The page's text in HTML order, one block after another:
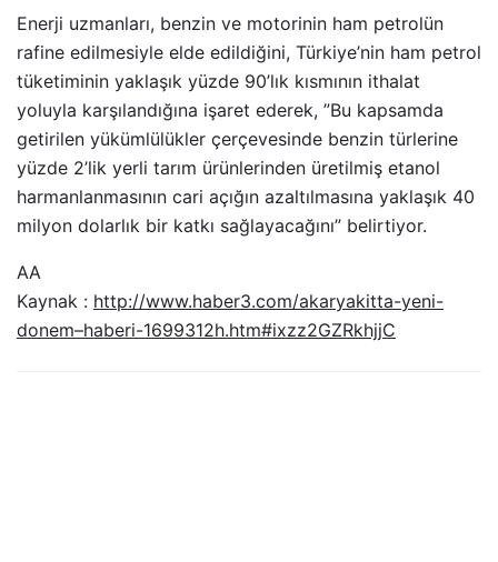
Enerji uzmanları, benzin ve motorinin ham petrolün
rafine edilmesiyle elde edildiğini, Türkiye’nin ham petrol
tüketiminin yaklaşık yüzde 90’lık kısmının ithalat
yoluyla karşılandığına işaret ederek, ”Bu kapsamda
getirilen yükümlülükler çerçevesinde benzin türlerine
yüzde 2’lik yerli tarım ürünlerinden üretilmiş etanol
harmanlanmasının cari açığın azaltılmasına yaklaşık 40
milyon dolarlık bir katkı sağlayacağını” belirtiyor.
AA
Kaynak : http://www.haber3.com/akaryakitta-yeni-
donem–haberi-1699312h.htm#ixzz2GZRkhjjC